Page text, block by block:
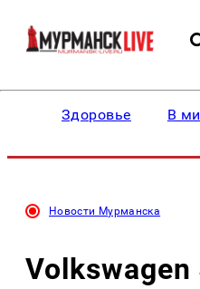
Здоровье В
Новости Мурманска